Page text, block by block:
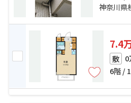
7.4
敷
6階 /